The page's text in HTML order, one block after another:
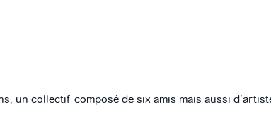
un collectif composé de six amis mais aussi